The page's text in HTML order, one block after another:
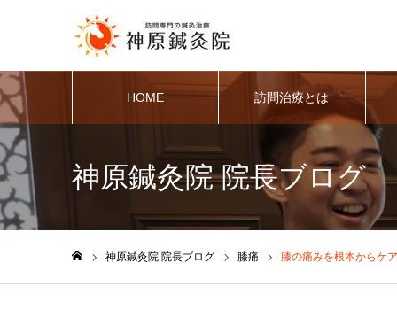
HOME 訪問治療とは
神原鍼灸院 院長ブログ
神原鍼灸院 院長ブログ 膝痛 膝の痛みを根本からケ